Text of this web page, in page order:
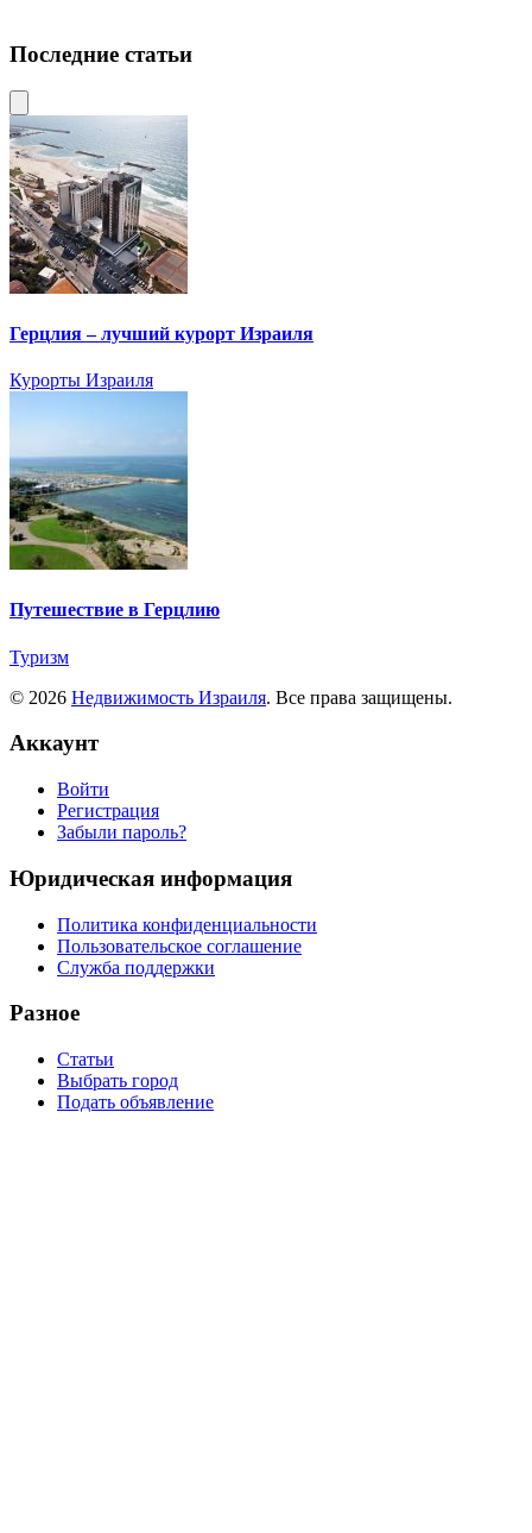
Последние статьи
Герцлия – лучший курорт Израиля
Курорты Израиля
Путешествие в Герцлию
Туризм
© 2026 Недвижимость Израиля. Все права защищены.
Аккаунт
Войти
Регистрация
Забыли пароль?
Юридическая информация
Политика конфиденциальности
Пользовательское соглашение
Служба поддержки
Разное
Статьи
Выбрать город
Подать объявление